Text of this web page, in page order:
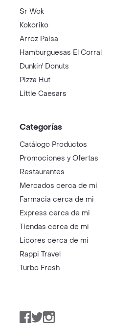
Sr Wok
Kokoriko
Arroz Paisa
Hamburguesas El Corral
Dunkin' Donuts
Pizza Hut
Little Caesars
Categorías
Catálogo Productos
Promociones y Ofertas
Restaurantes
Mercados cerca de mi
Farmacia cerca de mi
Express cerca de mi
Tiendas cerca de mi
Licores cerca de mi
Rappi Travel
Turbo Fresh
Facebook
TwitterInstagram